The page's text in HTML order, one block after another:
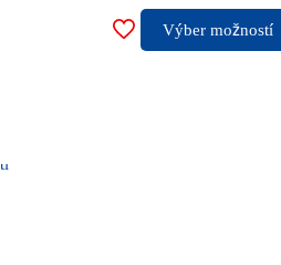
Výber možností